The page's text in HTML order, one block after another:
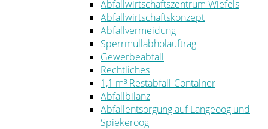
Abfallwirtschaftszentrum Wiefels
Abfallwirtschaftskonzept
Abfallvermeidung
Sperrmüllabholauftrag
Gewerbeabfall
Rechtliches
1,1 m³ Restabfall-Container
Abfallbilanz
Abfallentsorgung auf Langeoog und
Spiekeroog